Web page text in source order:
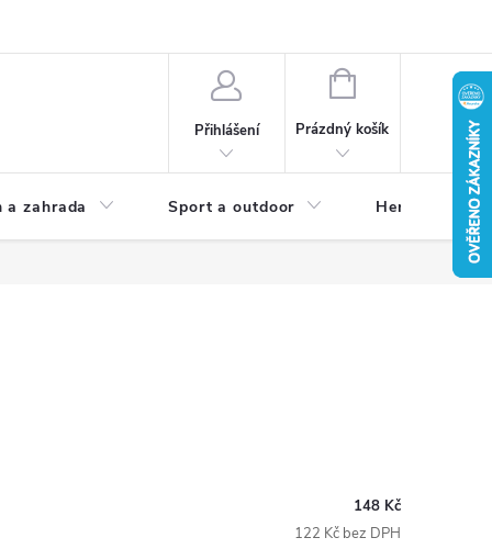
Přihlášení
NÁKUPNÍ
Prázdný košík
a zahrada Sport a outdoor Herní zóna
148 Kč
122 Kč bez DPH